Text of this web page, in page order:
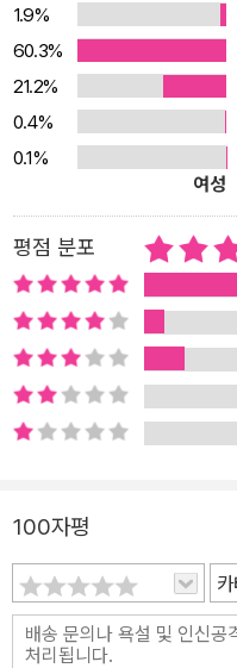
니다. 2) 그림책+만들기 방법+가구 전개도+집 만들기 배경판 - 재
미있는 동화를 읽고 동화에
알차게 구성되었습니다. - 동
주 기법으로 표현하여 실물처
이 혼자서도 만들 수 있도록
집 배경판을 두꺼운 재질로
지고 놀 수 있습니다. 4) 부록 만능풀 - 부록으로 들어 있는 목공 풀로
손쉽게 붙여 만들기를 완성할
1.9%
60.3%
21.2%
0.4%
0.1%
여성
평점 분포
100자평